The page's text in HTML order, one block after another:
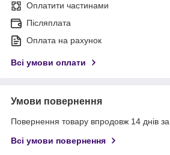
Оплатити частинами
Післяплата
Оплата на рахунок
Всі умови оплати
Умови повернення
Повернення товару впродовж 14 днів
Всі умови повернення